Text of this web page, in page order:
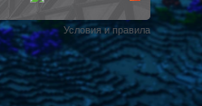
Условия и правила